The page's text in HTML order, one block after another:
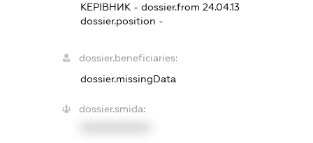
КЕРІВНИК - dossier.from 24.04.13
dossier.position -
dossier.beneficiaries:
dossier.missingData
dossier.smida: